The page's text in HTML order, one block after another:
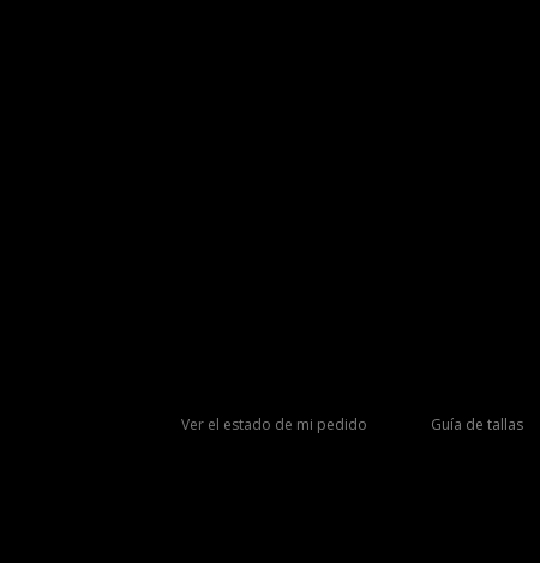
Ver el estado de mi pedido Guía de tallas